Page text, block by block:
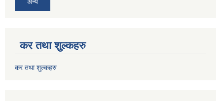
अन्य
कर तथा शुल्कहरु
कर तथा शुल्कहरु